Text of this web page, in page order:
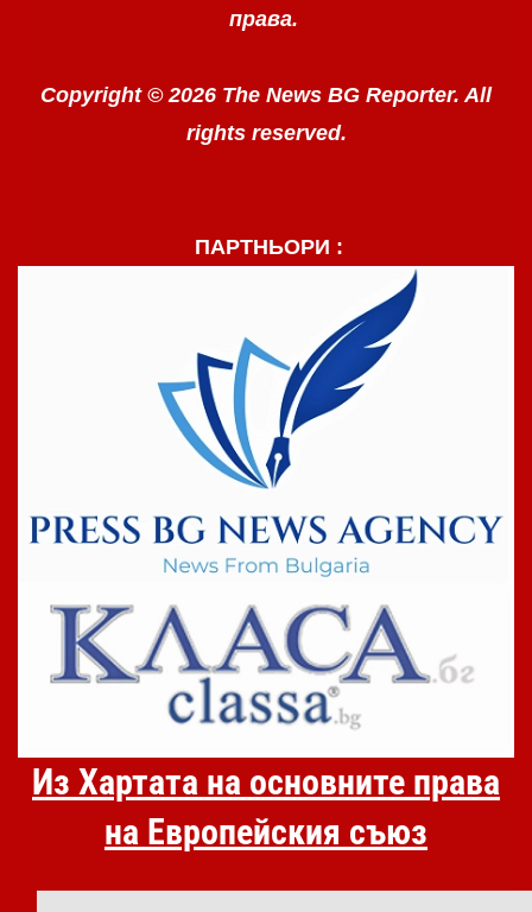
права.
Copyright © 2026 The News BG Reporter. All
rights reserved.
ПАРТНЬОРИ :
Из Хартата на основните права
на Европейския съюз